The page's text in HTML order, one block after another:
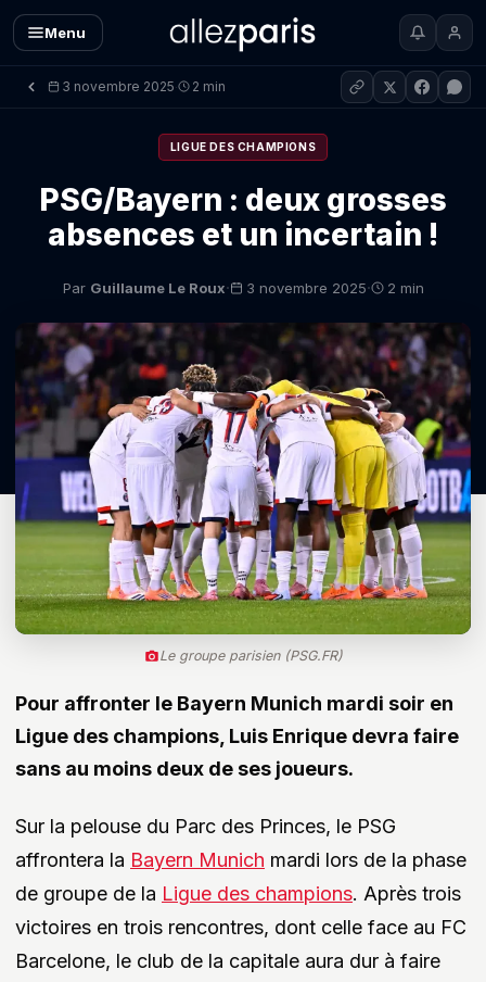
Menu
3 novembre 2025· 2 min
LIGUE DES CHAMPIONS
PSG/Bayern : deux grosses
absences et un incertain !
Par Guillaume Le Roux· 3 novembre 2025· 2 min
Le groupe parisien (PSG.FR)
Pour affronter le Bayern Munich mardi soir en
Ligue des champions, Luis Enrique devra faire
sans au moins deux de ses joueurs.
Sur la pelouse du Parc des Princes, le PSG
affrontera la Bayern Munich mardi lors de la phase
de groupe de la Ligue des champions. Après trois
victoires en trois rencontres, dont celle face au FC
Barcelone, le club de la capitale aura dur à faire